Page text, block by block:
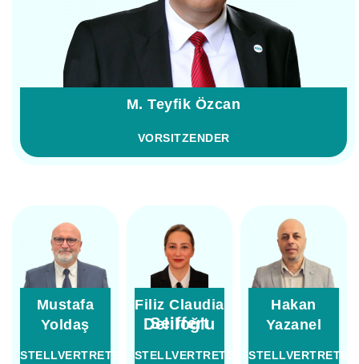
M. Teyfik Özcan
VORSITZENDER
Mustafa
Yoldaş
STELLVERTRETENDER
Filiz Claudia
Seiffert Deliloğlu
STELLVERTRETENDE
Hakan
Yazanel